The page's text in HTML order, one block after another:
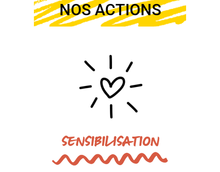
NOS ACTIONS
SENSIBILISATION